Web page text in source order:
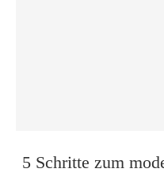
5 Schritte zum